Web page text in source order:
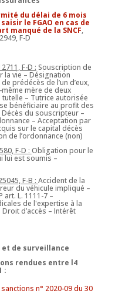
du délai de 6 mois
le FGAO en cas de
manqué de la SNCF,
F-D
F-D : Souscription de
la vie – Désignation
prédécès de l’un d’eux,
mère de deux
– Tutrice autorisée
bénéficiaire au profit des
du souscripteur –
– Acceptation par
sur le capital décès
de l’ordonnance (non)
F-D : Obligation pour le
lui est soumis –
F-B : Accident de la
du véhicule impliqué –
art. L. 1111-7 –
de l'expertise à la
d’accès – Intérêt
de surveillance
rendues entre l4
:
n° 2020-09 du 30